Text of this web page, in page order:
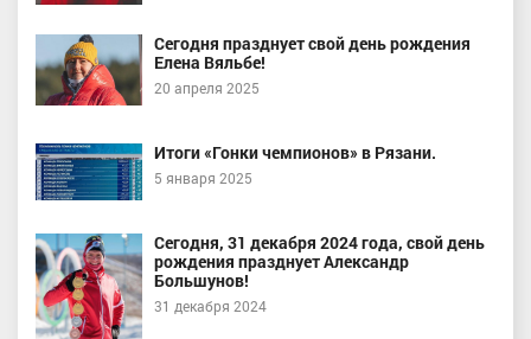
Сегодня празднует свой день рождения
Елена Вяльбе!
20 апреля 2025
Итоги «Гонки чемпионов» в Рязани.
5 января 2025
Сегодня, 31 декабря 2024 года, свой день
рождения празднует Александр
Большунов!
31 декабря 2024